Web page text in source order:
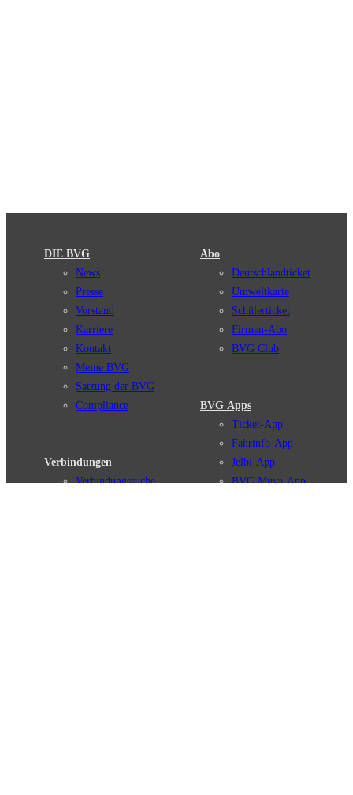
DIE BVG
News
Presse
Vorstand
Karriere
Kontakt
Meine BVG
Satzung der BVG
Compliance
Verbindungen
Verbindungssuche
Abo
Deutschlandticket
Umweltkarte
Schülerticket
Firmen-Abo
BVG Club
BVG Apps
Ticket-App
Fahrinfo-App
Jelbi-App
BVG Muva-App